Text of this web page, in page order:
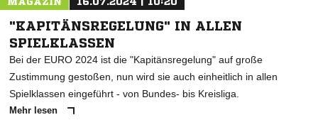
"KAPITÄNSREGELUNG" IN ALLEN
SPIELKLASSEN
Bei der EURO 2024 ist die "Kapitänsregelung" auf große
Zustimmung gestoßen, nun wird sie auch einheitlich in allen
Spielklassen eingeführt - von Bundes- bis Kreisliga.
Mehr lesen